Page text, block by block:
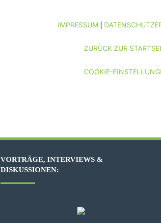
IMPRESSUM|
ZURÜCK ZUR
COOKIE-
VORTRÄGE, INTERVIEWS &
DISKUSSIONEN: